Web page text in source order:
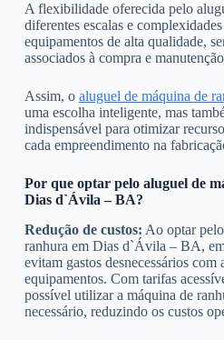
A flexibilidade oferecida pelo
diferentes escalas e
equipamentos de alta qualidade,
associados à compra e
Assim, o aluguel de máquina de
uma escolha inteligente, mas
indispensável para otimizar
cada empreendimento na
Por que optar pelo aluguel de
Dias d`Ávila – BA?
Redução de custos: Ao optar
ranhura em Dias d`Ávila – BA,
evitam gastos desnecessários com
equipamentos. Com tarifas
possível utilizar a máquina de
necessário, reduzindo os custos